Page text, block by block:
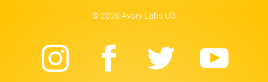
© 2026 Avory Labs UG
Instagram
Facebook
Twitter